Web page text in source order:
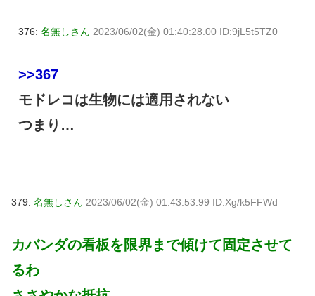
376: 名無しさん 2023/06/02(金) 01:40:28.00 ID:9jL5t5TZ0
>>367
モドレコは生物には適用されない
つまり…
379: 名無しさん 2023/06/02(金) 01:43:53.99 ID:Xg/k5FFWd
カバンダの看板を限界まで傾けて固定させて
るわ